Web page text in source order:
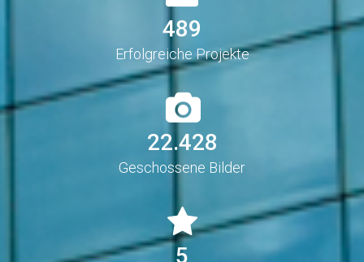
490
Erfolgreiche Projekte
22.474
Geschossene Bilder
5